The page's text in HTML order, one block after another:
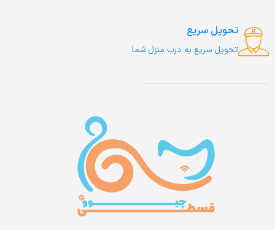
تحویل سریع
تحویل سریع به درب منزل شما